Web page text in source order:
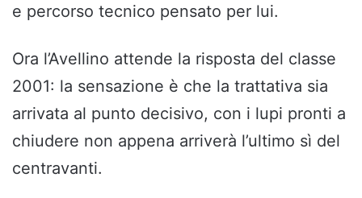
e percorso tecnico pensato per lui.
Ora l’Avellino attende la risposta del classe
2001: la sensazione è che la trattativa sia
arrivata al punto decisivo, con i lupi pronti a
chiudere non appena arriverà l’ultimo sì del
centravanti.